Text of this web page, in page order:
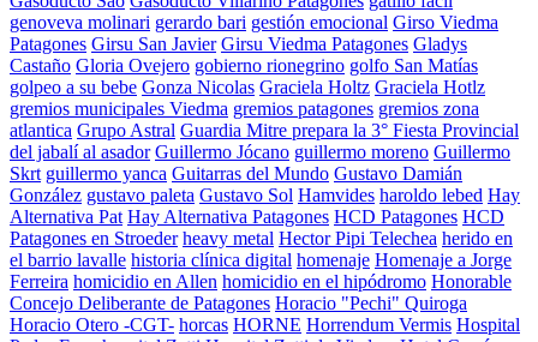
genoveva molinari gerardo bari gestión emocional Girso Viedma
Patagones Girsu San Javier Girsu Viedma Patagones Gladys
Castaño Gloria Ovejero gobierno rionegrino golfo San Matías
golpeo a su bebe Gonza Nicolas Graciela Holtz Graciela Hotlz
gremios municipales Viedma gremios patagones gremios zona
atlantica Grupo Astral Guardia Mitre prepara la 3° Fiesta Provincial
del jabalí al asador Guillermo Jócano guillermo moreno Guillermo
Skrt guillermo yanca Guitarras del Mundo Gustavo Damián
González gustavo paleta Gustavo Sol Hamvides haroldo lebed Hay
Alternativa Pat Hay Alternativa Patagones HCD Patagones HCD
Patagones en Stroeder heavy metal Hector Pipi Telechea herido en
el barrio lavalle historia clínica digital homenaje Homenaje a Jorge
Ferreira homicidio en Allen homicidio en el hipódromo Honorable
Concejo Deliberante de Patagones Horacio "Pechi" Quiroga
Horacio Otero -CGT- horcas HORNE Horrendum Vermis Hospital